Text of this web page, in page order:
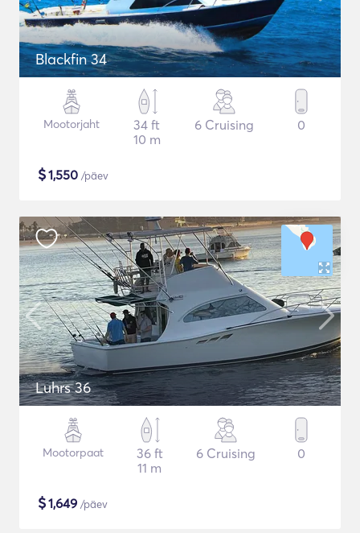
Blackfin 34
Mootorjaht
34 ft
10 m
6 Cruising 0
$1,550 /päev
Luhrs 36
Mootorpaat
36 ft
11 m
6 Cruising 0
$1,649 /päev